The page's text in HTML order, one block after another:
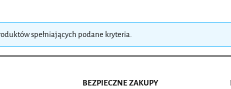
spełniających podane kryteria.
BEZPIECZNE ZAKUPY